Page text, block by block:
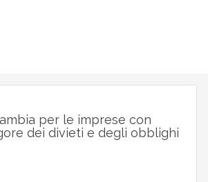
per le imprese con
dei divieti e degli obblighi